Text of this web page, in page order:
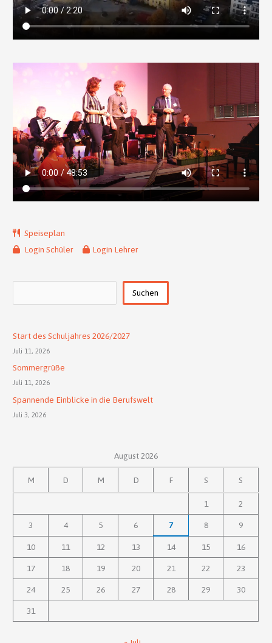
Speiseplan
Login Schüler
Login Lehrer
Suchen
Start des Schuljahres 2026/2027
Juli 11, 2026
Sommergrüße
Juli 11, 2026
Spannende Einblicke in die Berufswelt
Juli 3, 2026
August 2026
M D M D F S S
1 2
3 4 5 6 7 8 9
10 11 12 13 14 15 16
17 18 19 20 21 22 23
24 25 26 27 28 29 30
31